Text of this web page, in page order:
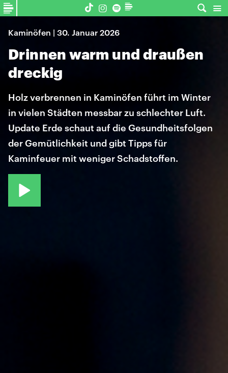
Kaminöfen | 30. Januar 2026
Drinnen warm und draußen
dreckig
Holz verbrennen in Kaminöfen führt im Winter
in vielen Städten messbar zu schlechter Luft.
Update Erde schaut auf die Gesundheitsfolgen
der Gemütlichkeit und gibt Tipps für
Kaminfeuer mit weniger Schadstoffen.